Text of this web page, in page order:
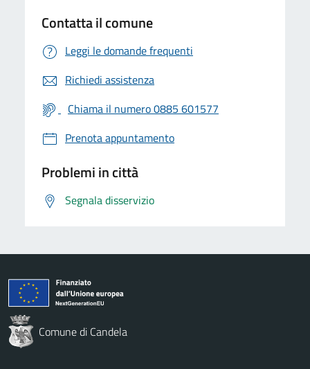
Contatta il comune
Leggi le domande frequenti
Richiedi assistenza
Chiama il numero 0885 601577
Prenota appuntamento
Problemi in città
Segnala disservizio
Comune di Candela